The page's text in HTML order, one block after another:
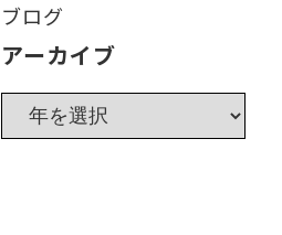
ブログ
アーカイブ